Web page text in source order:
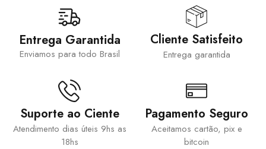
Entrega Garantida
Enviamos para todo Brasil
Cliente Satisfeito
Entrega garantida
Suporte ao Ciente
Atendimento dias úteis 9hs as
18hs
Pagamento Seguro
Aceitamos cartão, pix e
bitcoin